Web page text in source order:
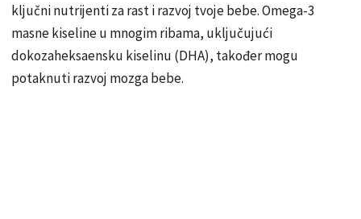
ključni nutrijenti za rast i razvoj tvoje bebe. Omega-3
masne kiseline u mnogim ribama, uključujući
dokozaheksaensku kiselinu (DHA), također mogu
potaknuti razvoj mozga bebe.